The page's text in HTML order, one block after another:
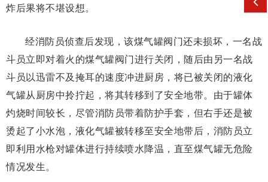
炸后果将不堪设想。
经消防员侦查后发现，该煤气罐阀门还未损坏，一名战
斗员立即对着火的煤气罐阀门进行关闭，随后由另一名战
斗员以迅雷不及掩耳的速度冲进厨房，将已被关闭的液化
气罐从厨房中拎拧起，将其转移到了安全地带。由于罐体
灼烧时间较长，尽管消防员带着防护手套，但右手还是被
烫起了小水泡，液化气罐被转移至安全地带后，消防员立
即利用水枪对罐体进行持续喷水降温，直至煤气罐无危险
情况发生。